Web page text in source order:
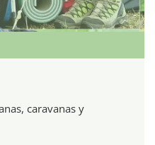
caravanas y